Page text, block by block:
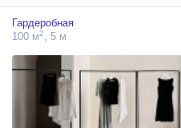
обеспечивающим обилие
Гардеробная
100 м2 , 5 м